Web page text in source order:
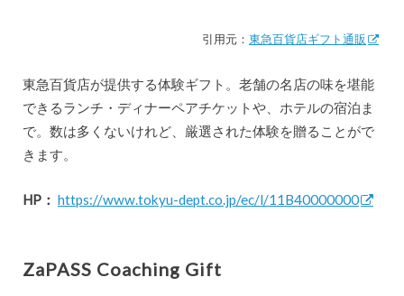
引用元：東急百貨店ギフト通販
東急百貨店が提供する体験ギフト。老舗の名店の味を堪能
できるランチ・ディナーペアチケットや、ホテルの宿泊ま
で。数は多くないけれど、厳選された体験を贈ることがで
きます。
HP： https://www.tokyu-dept.co.jp/ec/l/11B40000000
ZaPASS Coaching Gift